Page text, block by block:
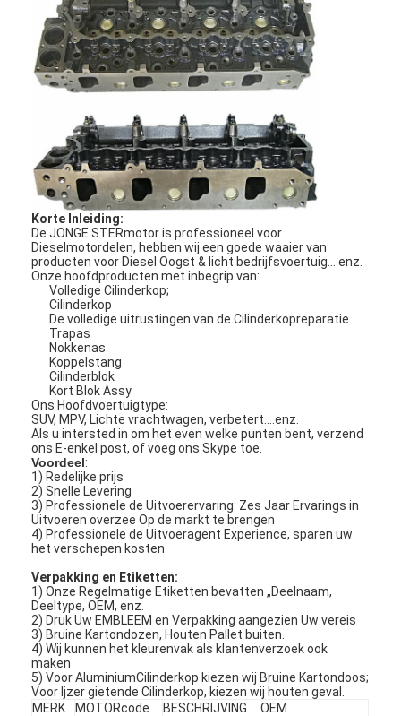
Korte Inleiding:
De JONGE STERmotor is professioneel voor
Dieselmotordelen, hebben wij een goede waaier van
producten voor Diesel Oogst & licht bedrijfsvoertuig… enz.
Onze hoofdproducten met inbegrip van:
Volledige Cilinderkop;
Cilinderkop
De volledige uitrustingen van de Cilinderkopreparatie
Trapas
Nokkenas
Koppelstang
Cilinderblok
Kort Blok Assy
Ons Hoofdvoertuigtype:
SUV, MPV, Lichte vrachtwagen, verbetert….enz.
Als u intersted in om het even welke punten bent, verzend
ons E-enkel post, of voeg ons Skype toe.
Voordeel:
1) Redelijke prijs
2) Snelle Levering
3) Professionele de Uitvoerervaring: Zes Jaar Ervarings in
Uitvoeren overzee Op de markt te brengen
4) Professionele de Uitvoeragent Experience, sparen uw
het verschepen kosten
Verpakking en Etiketten:
1) Onze Regelmatige Etiketten bevatten „Deelnaam,
Deeltype, OEM, enz.
2) Druk Uw EMBLEEM en Verpakking aangezien Uw vereis
3) Bruine Kartondozen, Houten Pallet buiten.
4) Wij kunnen het kleurenvak als klantenverzoek ook
maken
5) Voor AluminiumCilinderkop kiezen wij Bruine Kartondoos;
Voor Ijzer gietende Cilinderkop, kiezen wij houten geval.
MERK
MOTORcode BESCHRIJVING OEM